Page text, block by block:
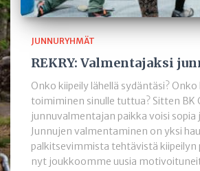
JUNNURYHMÄT
REKRY: Valmentajaksi
Onko kiipeily lähellä sydäntäsi?
toimiminen sinulle tuttua? Sitten BK
junnuvalmentajan paikka voisi sopia
Junnujen valmentaminen on yksi
palkitsevimmista tehtävistä kiipeilyn
nyt joukkoomme uusia